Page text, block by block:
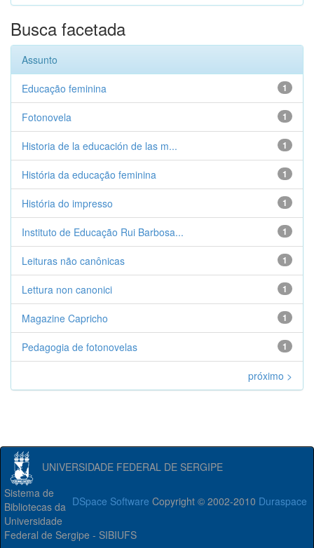
Busca facetada
Assunto
1
Educação feminina
1
Fotonovela
1
Historia de la educación de las m...
1
História da educação feminina
1
História do impresso
1
Instituto de Educação Rui Barbosa...
1
Leituras não canônicas
1
Lettura non canonici
1
Magazine Capricho
1
Pedagogia de fotonovelas
próximo >
UNIVERSIDADE FEDERAL DE SERGIPE
DSpace Software Copyright © 2002-2010 Duraspace
Sistema de
Bibliotecas da
Universidade
Federal de Sergipe - SIBIUFS